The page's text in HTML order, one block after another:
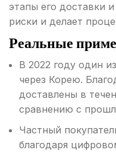
этапы его доставки
риски и делает
Реальные
В 2022 году один
через Корею.
доставлены в
сравнению с
Частный
благодаря